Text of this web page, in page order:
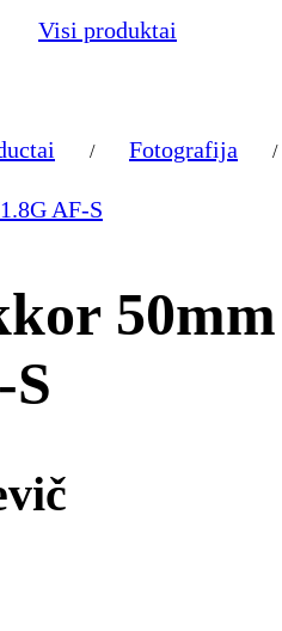
Visi produktai
/ Fotografija /
AF-S
50mm